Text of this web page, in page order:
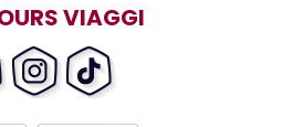
VIAGGI